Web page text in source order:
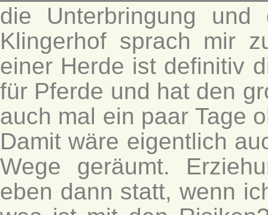
die Unterbringung
Klingerhof sprach mir
einer Herde ist definitiv
für Pferde und hat den
auch mal ein paar Tage
Damit wäre eigentlich
Wege geräumt.
eben dann statt, wenn